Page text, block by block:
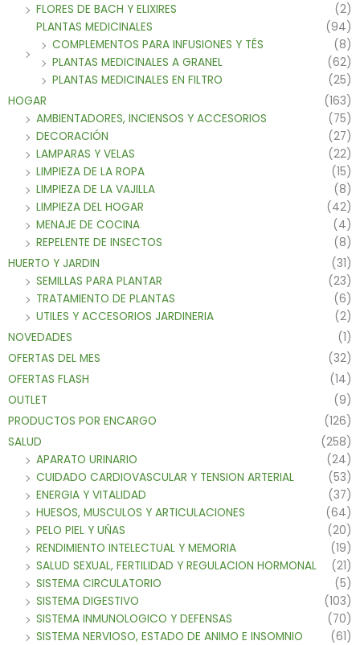
FLORES DE BACH Y ELIXIRES
(2)
PLANTAS MEDICINALES
(94)
COMPLEMENTOS PARA INFUSIONES Y TÉS
(8)
PLANTAS MEDICINALES A GRANEL
(62)
PLANTAS MEDICINALES EN FILTRO
(25)
HOGAR
(163)
AMBIENTADORES, INCIENSOS Y ACCESORIOS
(75)
DECORACIÓN
(27)
LAMPARAS Y VELAS
(22)
LIMPIEZA DE LA ROPA
(15)
LIMPIEZA DE LA VAJILLA
(8)
LIMPIEZA DEL HOGAR
(42)
MENAJE DE COCINA
(4)
REPELENTE DE INSECTOS
(8)
HUERTO Y JARDIN
(31)
SEMILLAS PARA PLANTAR
(23)
TRATAMIENTO DE PLANTAS
(6)
UTILES Y ACCESORIOS JARDINERIA
(2)
NOVEDADES
(1)
OFERTAS DEL MES
(32)
OFERTAS FLASH
(14)
OUTLET
(9)
PRODUCTOS POR ENCARGO
(126)
SALUD
(258)
APARATO URINARIO
(24)
CUIDADO CARDIOVASCULAR Y TENSION ARTERIAL
(53)
ENERGIA Y VITALIDAD
(37)
HUESOS, MUSCULOS Y ARTICULACIONES
(64)
PELO PIEL Y UÑAS
(20)
RENDIMIENTO INTELECTUAL Y MEMORIA
(19)
SALUD SEXUAL, FERTILIDAD Y REGULACION HORMONAL
(21)
SISTEMA CIRCULATORIO
(5)
SISTEMA DIGESTIVO
(103)
SISTEMA INMUNOLOGICO Y DEFENSAS
(70)
SISTEMA NERVIOSO, ESTADO DE ANIMO E INSOMNIO
(61)